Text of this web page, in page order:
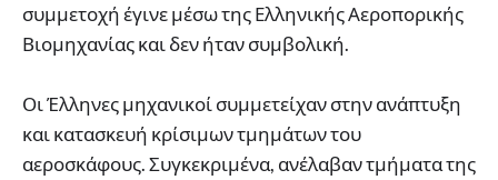
συμμετοχή έγινε μέσω της Ελληνικής Αεροπορικής
Βιομηχανίας και δεν ήταν συμβολική.
Οι Έλληνες μηχανικοί συμμετείχαν στην ανάπτυξη
και κατασκευή κρίσιμων τμημάτων του
αεροσκάφους. Συγκεκριμένα, ανέλαβαν τμήματα της